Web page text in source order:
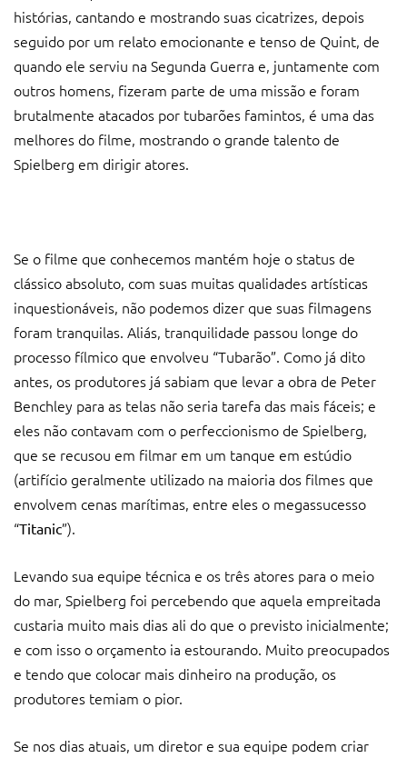
histórias, cantando e mostrando suas cicatrizes, depois
seguido por um relato emocionante e tenso de Quint, de
quando ele serviu na Segunda Guerra e, juntamente com
outros homens, fizeram parte de uma missão e foram
brutalmente atacados por tubarões famintos, é uma das
melhores do filme, mostrando o grande talento de
Spielberg em dirigir atores.
Se o filme que conhecemos mantém hoje o status de
clássico absoluto, com suas muitas qualidades artísticas
inquestionáveis, não podemos dizer que suas filmagens
foram tranquilas. Aliás, tranquilidade passou longe do
processo fílmico que envolveu “Tubarão”. Como já dito
antes, os produtores já sabiam que levar a obra de Peter
Benchley para as telas não seria tarefa das mais fáceis; e
eles não contavam com o perfeccionismo de Spielberg,
que se recusou em filmar em um tanque em estúdio
(artifício geralmente utilizado na maioria dos filmes que
envolvem cenas marítimas, entre eles o megassucesso
“Titanic”).
Levando sua equipe técnica e os três atores para o meio
do mar, Spielberg foi percebendo que aquela empreitada
custaria muito mais dias ali do que o previsto inicialmente;
e com isso o orçamento ia estourando. Muito preocupados
e tendo que colocar mais dinheiro na produção, os
produtores temiam o pior.
Se nos dias atuais, um diretor e sua equipe podem criar